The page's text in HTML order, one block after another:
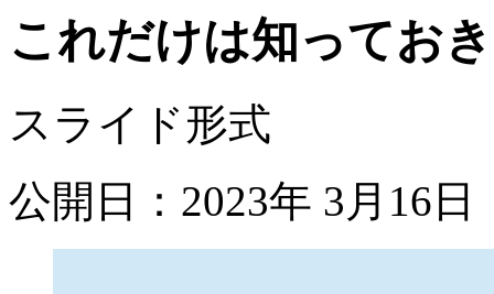
これだけは知ってお
スライド形式
公開日：2023年 3月16日